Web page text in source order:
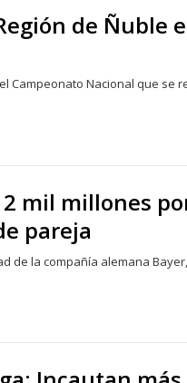
de Ñuble
Campeonato Nacional que se
2 mil millones
pareja
de la compañía alemana